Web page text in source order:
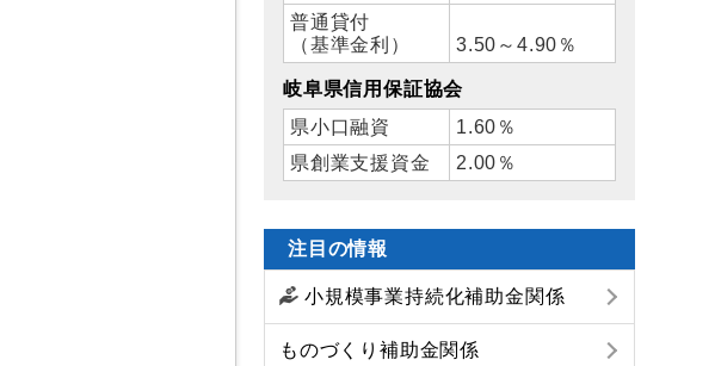
普通貸付
（基準金利）
3.50～4.90％
岐阜県信用保証協会
県小口融資
1.60％
県創業支援資金
2.00％
注目の情報
小規模事業持続化補助金関係
ものづくり補助金関係